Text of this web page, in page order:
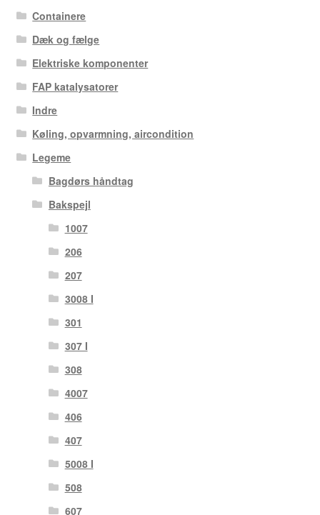
Containere
Dæk og fælge
Elektriske komponenter
FAP katalysatorer
Indre
Køling, opvarmning, aircondition
Legeme
Bagdørs håndtag
Bakspejl
1007
206
207
3008 I
301
307 I
308
4007
406
407
5008 I
508
607